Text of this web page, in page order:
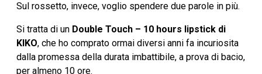
Sul rossetto, invece, voglio spendere due parole in più.
Si tratta di un Double Touch – 10 hours lipstick di
KIKO, che ho comprato ormai diversi anni fa incuriosita
dalla promessa della durata imbattibile, a prova di bacio,
per almeno 10 ore.